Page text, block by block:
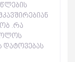
.რა
დატოვებას